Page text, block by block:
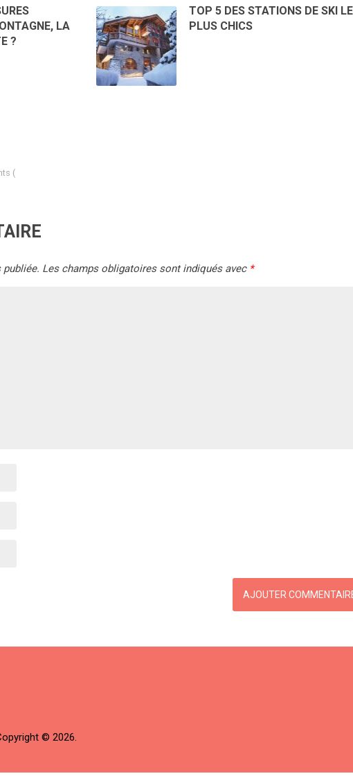
LA
?
TOP 5 DES STATIONS DE SKI
PLUS CHICS
(
publiée. Les champs obligatoires sont indiqués avec *
© 2026.